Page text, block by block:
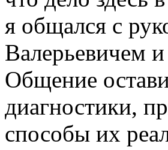
я общался с
Валерьевичем
Общение
диагностики,
способы их